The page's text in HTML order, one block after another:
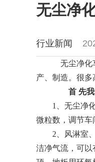
无尘净
行业新闻
无尘净化
产、制造。很多
首 先
1、无尘净化
微粒数，调节车
2、风淋室、
洁净气流，可以